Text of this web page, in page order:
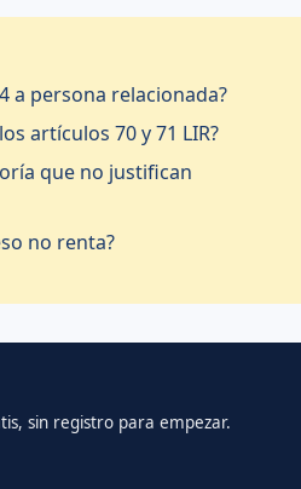
a persona relacionada?
artículos 70 y 71 LIR?
que no justifican
no renta?
sin registro para empezar.